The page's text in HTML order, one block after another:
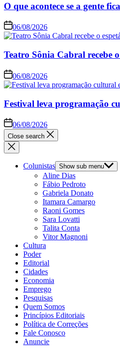
O que acontece se a gente
06/08/2026
Teatro Sônia Cabral recebe
06/08/2026
Festival leva programação
06/08/2026
Close search
Colunistas Show sub menu
Aline Dias
Fábio Pedroto
Gabriela Donato
Itamara Camargo
Raoni Gomes
Sara Lovatti
Talita Conta
Vitor Magnoni
Cultura
Poder
Editorial
Cidades
Economia
Emprego
Pesquisas
Quem Somos
Princípios Editoriais
Política de Correções
Fale Conosco
Anuncie